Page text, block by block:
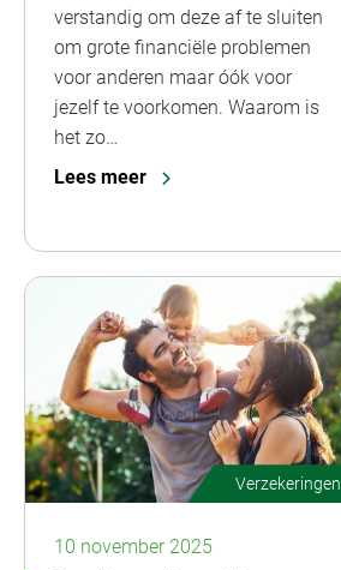
verstandig om deze af te sluiten
om grote financiële problemen
voor anderen maar óók voor
jezelf te voorkomen. Waarom is
het zo…
Lees meer
Verzekeringen
10 november 2025